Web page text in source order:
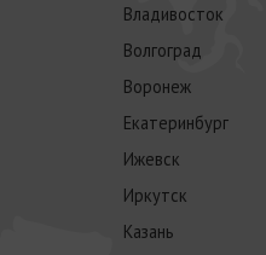
Владивосток
Волгоград
Воронеж
Екатеринбург
Ижевск
Иркутск
Казань